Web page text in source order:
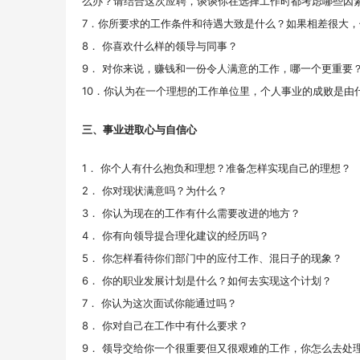
7．你所要求的工作条件和待遇大致是什么？如果相差很大
8． 你喜欢什么样的领导与同事？
9． 对你来说，赚钱和一份令人满意的工作，哪一个更重要？
10．你认为在一个理想的工作单位里，个人事业的成败是由
三、事业进取心与自信心
1． 你个人有什么抱负和理想？准备怎样实现自己的理想？
2． 你对现状满意吗？为什么？
3． 你认为现在的工作有什么需要改进的地方？
4． 你有向领导提合理化建议的经历吗？
5． 你怎样看待你们部门中的应付工作、混日子的现象？
6． 你的职业发展计划是什么？如何去实现这个计划？
7． 你认为这次面试你能通过吗？
8． 你对自己在工作中有什么要求？
9． 领导交给你一个很重要但又很艰难的工作，你怎么去处